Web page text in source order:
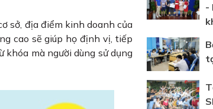
sở, địa điểm kinh doanh của
cao sẽ giúp họ định vị, tiếp
mà người dùng sử dụng
-